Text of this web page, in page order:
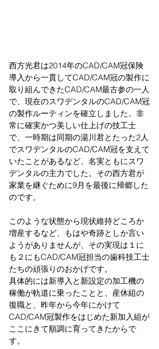
西方光君は2014年のCAD/CAM冠保険
導入から一貫してCAD/CAM冠の製作に
取り組んできたCAD/CAM最古参の一人
で、現在のスワデンタルのCAD/CAM冠
の製作ルーティンを確立しました。非
常に確実かつ美しい仕上げの技工士
で、一時期は同期の湯川君とたった2人
でスワデンタルのCAD/CAM冠を支えて
いたことがあるなど、名実ともにスワ
デンタルの主力でした。その西方君が
家業を継ぐために9月を最後に帰郷した
のです。
このような状態から現状維持どころか
増産するなど、もはや奇跡としか言い
ようがありませんが、その実現は１に
も２にもCAD/CAM冠担当の歯科技工士
たちの頑張りのおかげです。
具体的には新導入と新設定の加工機の
稼働が軌道に乗ったことと、産休組の
復職と、昨年から今年にかけて
CAD/CAM冠製作をはじめた新加入組が
ここにきて順調に育ってきたからで
す。